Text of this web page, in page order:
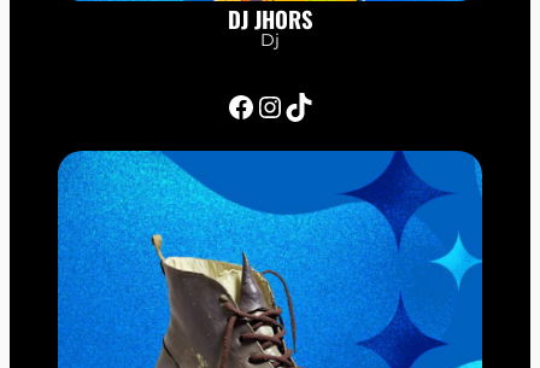
DJ JHORS
Dj
Facebook InstagramTikTok